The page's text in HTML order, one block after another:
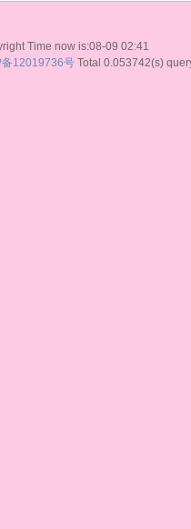
Time now is:08-09 02:41
备12019736号 Total 0.053742(s)